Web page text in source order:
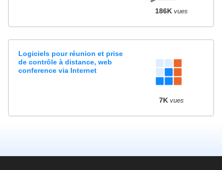
186K vues
Logiciels pour réunion et prise
de contrôle à distance, web
conference via Internet
7K vues